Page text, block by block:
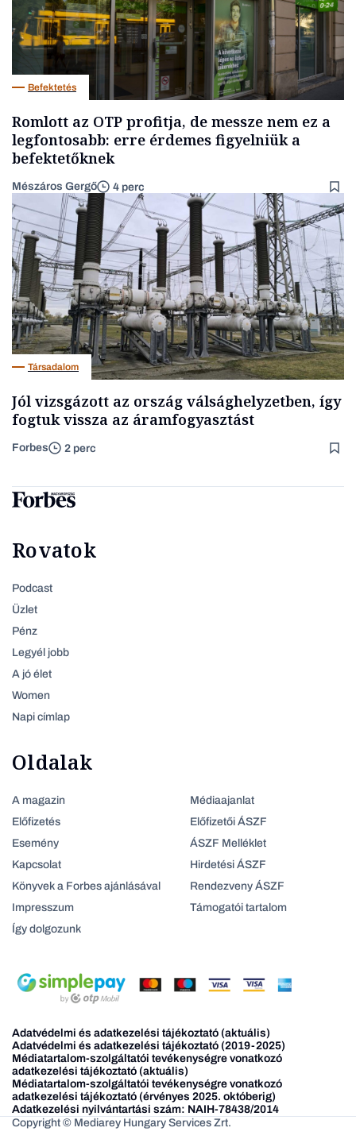
Befektetés
Romlott az OTP profitja, de messze nem ez a
legfontosabb: erre érdemes figyelniük a
befektetőknek
Mészáros Gergő 4 perc
Társadalom
Jól vizsgázott az ország válsághelyzetben, így
fogtuk vissza az áramfogyasztást
Forbes 2 perc
Rovatok
Podcast
Üzlet
Pénz
Legyél jobb
A jó élet
Women
Napi címlap
Oldalak
A magazin
Előfizetés
Esemény
Kapcsolat
Könyvek a Forbes ajánlásával
Impresszum
Így dolgozunk
Médiaajanlat
Előfizetői ÁSZF
ÁSZF Melléklet
Hirdetési ÁSZF
Rendezveny ÁSZF
Támogatói tartalom
Adatvédelmi és adatkezelési tájékoztató (aktuális)
Adatvédelmi és adatkezelési tájékoztató (2019-2025)
Médiatartalom-szolgáltatói tevékenységre vonatkozó
adatkezelési tájékoztató (aktuális)
Médiatartalom-szolgáltatói tevékenységre vonatkozó
adatkezelési tájékoztató (érvényes 2025. októberig)
Adatkezelési nyilvántartási szám: NAIH-78438/2014
Copyright © Mediarey Hungary Services Zrt.